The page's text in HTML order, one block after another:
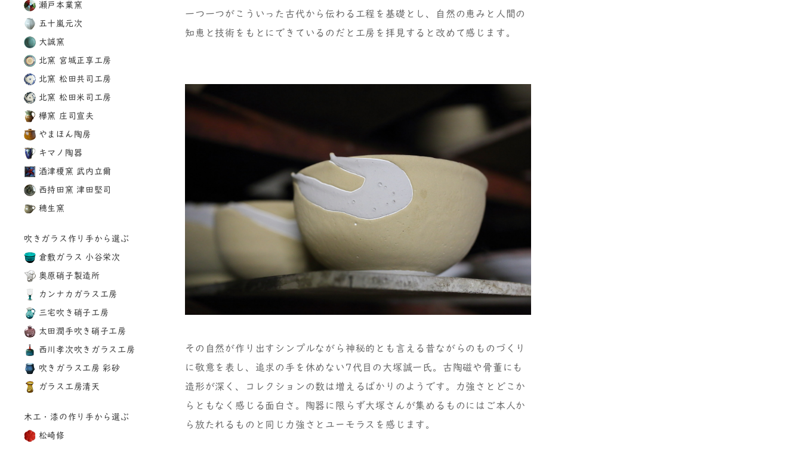
瀬戸本業窯
五十嵐元次
大誠窯
北窯 宮城正享工房
北窯 松田共司工房
北窯 松田米司工房
欅窯 庄司宣夫
やまほん陶房
キマノ陶器
酒津榎窯 武内立爾
西持田窯 津田堅司
穂生窯
吹きガラス作り手から選ぶ
倉敷ガラス 小谷栄次
奥原硝子製造所
カンナカガラス工房
三宅吹き硝子工房
太田潤手吹き硝子工房
西川孝次吹きガラス工房
吹きガラス工房 彩砂
ガラス工房清天
木工・漆の作り手から選ぶ
松崎修
一つ一つがこういった古代から伝わる工程を基礎とし、自然の恵みと人間の
知恵と技術をもとにできているのだと工房を拝見すると改めて感じます。
その自然が作り出すシンプルながら神秘的とも言える昔ながらのものづくり
に敬意を表し、追求の手を休めない7代目の大塚誠一氏。古陶磁や骨董にも
造形が深く、コレクションの数は増えるばかりのようです。力強さとどこか
らともなく感じる面白さ。陶器に限らず大塚さんが集めるものにはご本人か
ら放たれるものと同じ力強さとユーモラスを感じます。